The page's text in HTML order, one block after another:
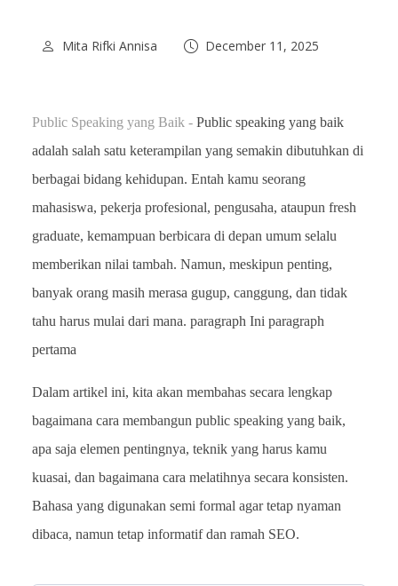
Mita Rifki Annisa December 11, 2025
Public Speaking yang Baik - Public speaking yang baik
adalah salah satu keterampilan yang semakin dibutuhkan di
berbagai bidang kehidupan. Entah kamu seorang
mahasiswa, pekerja profesional, pengusaha, ataupun fresh
graduate, kemampuan berbicara di depan umum selalu
memberikan nilai tambah. Namun, meskipun penting,
banyak orang masih merasa gugup, canggung, dan tidak
tahu harus mulai dari mana. paragraph Ini paragraph
pertama
Dalam artikel ini, kita akan membahas secara lengkap
bagaimana cara membangun public speaking yang baik,
apa saja elemen pentingnya, teknik yang harus kamu
kuasai, dan bagaimana cara melatihnya secara konsisten.
Bahasa yang digunakan semi formal agar tetap nyaman
dibaca, namun tetap informatif dan ramah SEO.